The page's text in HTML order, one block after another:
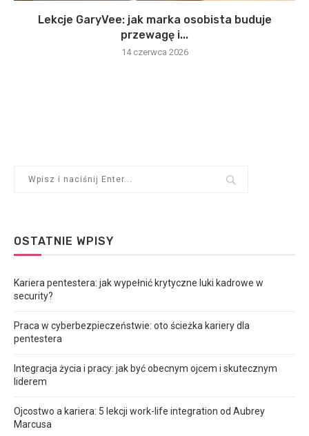
Lekcje GaryVee: jak marka osobista buduje
przewagę i...
14 czerwca 2026
OSTATNIE WPISY
Kariera pentestera: jak wypełnić krytyczne luki kadrowe w
security?
Praca w cyberbezpieczeństwie: oto ścieżka kariery dla
pentestera
Integracja życia i pracy: jak być obecnym ojcem i skutecznym
liderem
Ojcostwo a kariera: 5 lekcji work-life integration od Aubrey
Marcusa